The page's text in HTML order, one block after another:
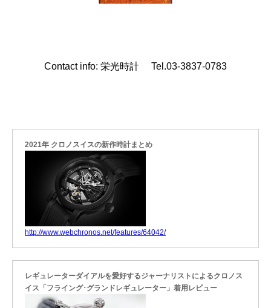
Contact info: 栄光時計 Tel.03-3837-0783
2021年 クロノスイスの新作時計まとめ
http://www.webchronos.net/features/64042/
レギュレーターダイアルを愛好するジャーナリストによるクロノス
イス「フライング･グランドレギュレーター」着用レビュー